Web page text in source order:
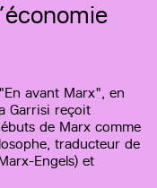
avant Marx", en
Garrisi reçoit
de Marx comme
traducteur de
Engels) et